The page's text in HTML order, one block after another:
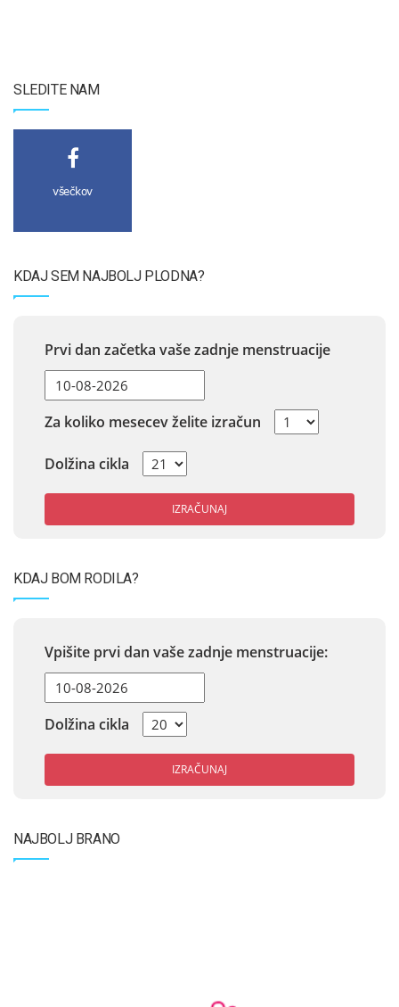
SLEDITE NAM
všečkov
KDAJ SEM NAJBOLJ PLODNA?
Prvi dan začetka vaše zadnje menstruacije
Za koliko mesecev želite izračun
Dolžina cikla
IZRAČUNAJ
KDAJ BOM RODILA?
Vpišite prvi dan vaše zadnje menstruacije:
Dolžina cikla
IZRAČUNAJ
NAJBOLJ BRANO